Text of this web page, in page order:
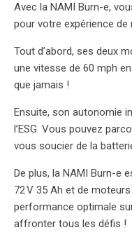
Avec la NAMI Burn-e,
pour votre expérience de
Tout d’abord, ses deux
une vitesse de 60 mph
que jamais !
Ensuite, son autonomie
l’ESG. Vous pouvez
vous soucier de la
De plus, la NAMI Burn-e
72 V 35 Ah et de
performance optimale
affronter tous les défis !